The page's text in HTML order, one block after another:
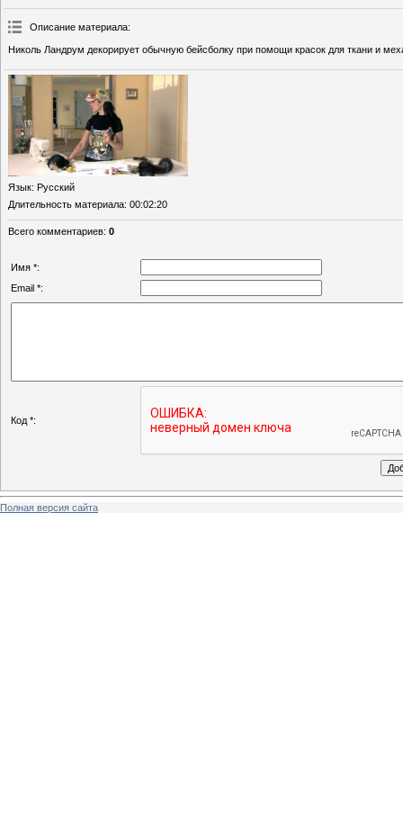
Описание материала:
Николь Ландрум декорирует обычную бейсболку при помощи красок для ткани и
Язык: Русский
Длительность материала: 00:02:20
Всего комментариев: 0
Имя *:
Email *:
Код *:
Полная версия сайта